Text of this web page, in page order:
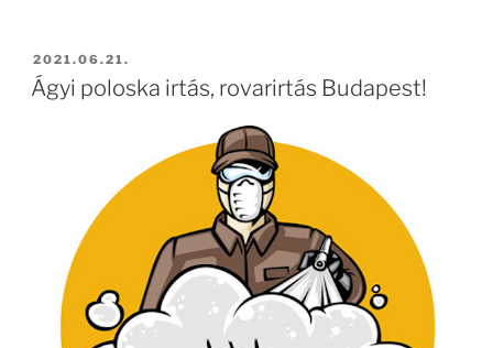
BEKÜLDVE:
2021.06.21.
Ágyi poloska irtás, rovarirtás Budapest!